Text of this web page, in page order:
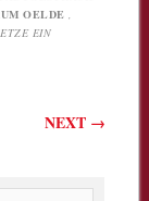
OELDE ,
EIN
NEXT →